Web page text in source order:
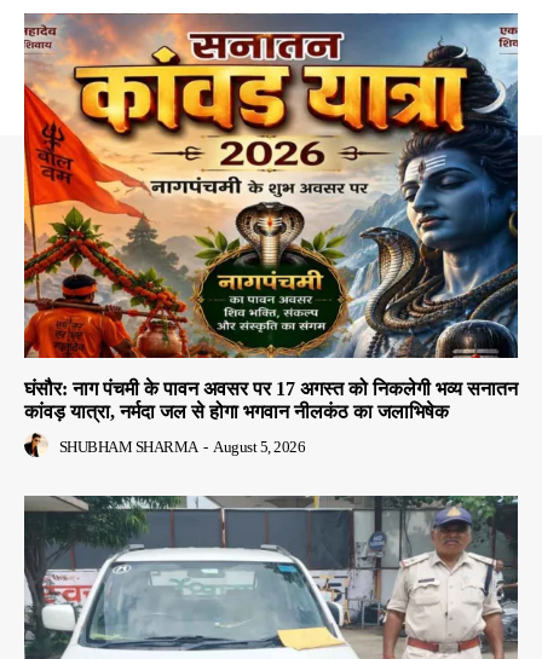
घंसौर: नाग पंचमी के पावन अवसर पर 17 अगस्त को निकलेगी भव्य सनातन
कांवड़ यात्रा, नर्मदा जल से होगा भगवान नीलकंठ का जलाभिषेक
SHUBHAM SHARMA - August 5, 2026